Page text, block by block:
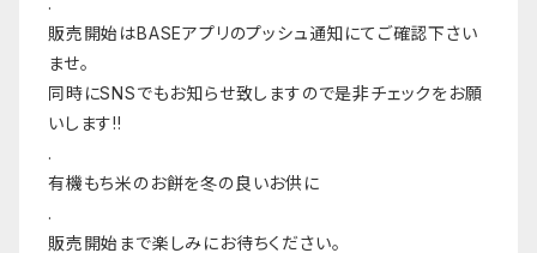
販売開始はBASEアプリのプッシュ通知にてご確認下さい
ませ。
同時にSNSでもお知らせ致しますので是非チェックをお願
いします!!
.
有機もち米のお餅を冬の良いお供に
.
販売開始まで楽しみにお待ちください。